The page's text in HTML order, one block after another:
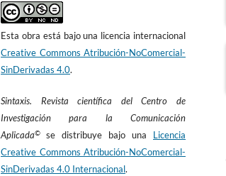
Esta obra está bajo una licencia internacional
Creative Commons Atribución-NoComercial-
SinDerivadas 4.0.
Sintaxis. Revista científica del Centro de
Investigación para la Comunicación
Aplicada©se distribuye bajo una Licencia
Creative Commons Atribución-NoComercial-
SinDerivadas 4.0 Internacional.